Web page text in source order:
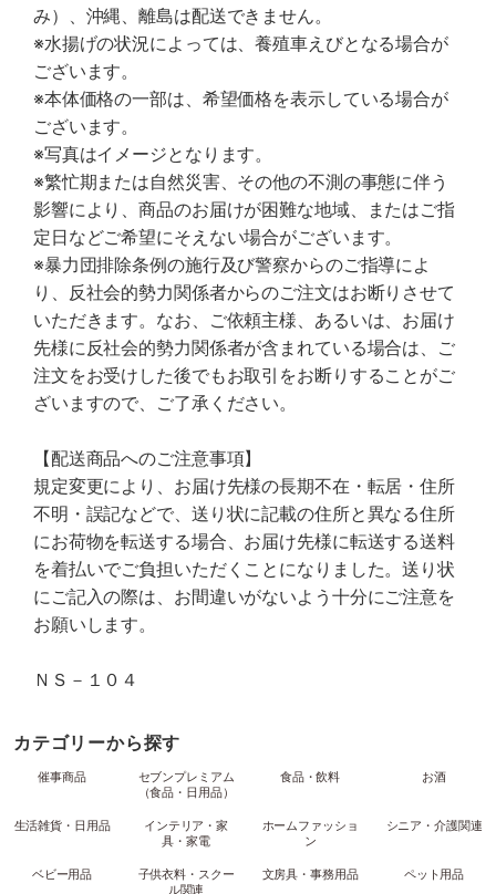
み）、沖縄、離島は配送できません。
※水揚げの状況によっては、養殖車えびとなる場合が
ございます。
※本体価格の一部は、希望価格を表示している場合が
ございます。
※写真はイメージとなります。
※繁忙期または自然災害、その他の不測の事態に伴う
影響により、商品のお届けが困難な地域、またはご指
定日などご希望にそえない場合がございます。
※暴力団排除条例の施行及び警察からのご指導によ
り、反社会的勢力関係者からのご注文はお断りさせて
いただきます。なお、ご依頼主様、あるいは、お届け
先様に反社会的勢力関係者が含まれている場合は、ご
注文をお受けした後でもお取引をお断りすることがご
ざいますので、ご了承ください。
【配送商品へのご注意事項】
規定変更により、お届け先様の長期不在・転居・住所
不明・誤記などで、送り状に記載の住所と異なる住所
にお荷物を転送する場合、お届け先様に転送する送料
を着払いでご負担いただくことになりました。送り状
にご記入の際は、お間違いがないよう十分にご注意を
お願いします。
ＮＳ－１０４
カテゴリーから探す
催事商品
セブンプレミアム
（食品・日用品）
食品・飲料 お酒
生活雑貨・日用品
インテリア・家
具・家電
ホームファッショ
ン
シニア・介護関連
ベビー用品
子供衣料・スクー
ル関連
文房具・事務用品 ペット用品